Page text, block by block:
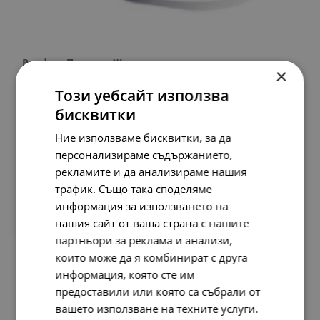
Pandora Пръстен Жива вода
лв.
×
Този уебсайт използва
бисквитки
Ние използваме бисквитки, за да
персонализираме съдържанието,
рекламите и да анализираме нашия
трафик. Също така споделяме
информация за използването на
нашия сайт от ваша страна с нашите
партньори за реклама и анализи,
които може да я комбинират с друга
информация, която сте им
предоставили или която са събрали от
вашето използване на техните услуги.